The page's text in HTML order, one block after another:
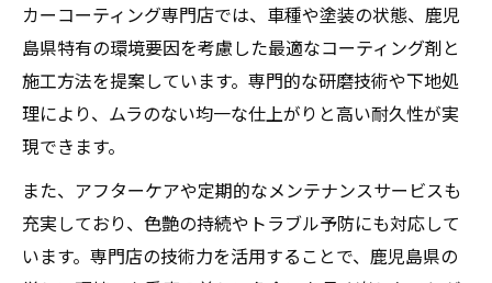
カーコーティング専門店では、車種や塗装の状態、鹿児
島県特有の環境要因を考慮した最適なコーティング剤と
施工方法を提案しています。専門的な研磨技術や下地処
理により、ムラのない均一な仕上がりと高い耐久性が実
現できます。
また、アフターケアや定期的なメンテナンスサービスも
充実しており、色艶の持続やトラブル予防にも対応して
います。専門店の技術力を活用することで、鹿児島県の